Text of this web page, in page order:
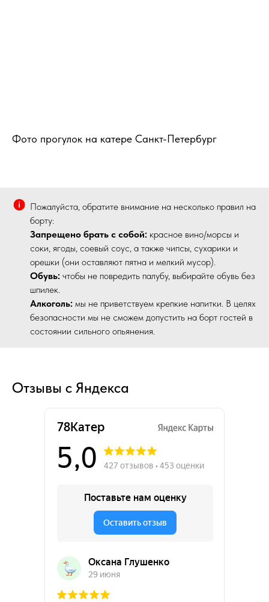
Фото прогулок на катере Санкт-Петербург
Пожалуйста, обратите внимание на несколько правил на
борту:
Запрещено брать с собой: красное вино/морсы и
соки, ягоды, соевый соус, а также чипсы, сухарики и
орешки (они оставляют пятна и мелкий мусор).
Обувь: чтобы не повредить палубу, выбирайте обувь без
шпилек.
Алкоголь: мы не приветствуем крепкие напитки. В целях
безопасности мы не сможем допустить на борт гостей в
состоянии сильного опьянения.
Отзывы с Яндекса